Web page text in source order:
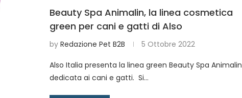
Beauty Spa Animalin, la linea cosmetica
green per cani e gatti di Also
by Redazione Pet B2B 5 Ottobre 2022
Also Italia presenta la linea green Beauty Spa Animalin
dedicata ai cani e gatti. Si…